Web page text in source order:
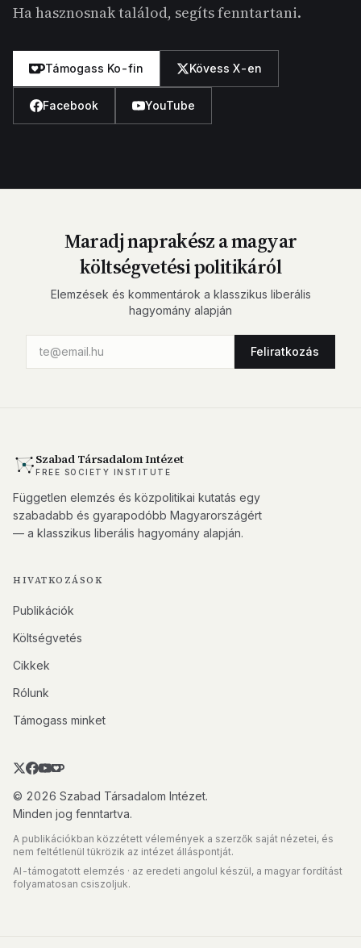
Ha hasznosnak találod, segíts fenntartani.
Támogass Ko-fin Kövess X-en
Facebook YouTube
Maradj naprakész a magyar
költségvetési politikáról
Elemzések és kommentárok a klasszikus liberális
hagyomány alapján
Feliratkozás
Szabad Társadalom Intézet
FREE SOCIETY INSTITUTE
Független elemzés és közpolitikai kutatás egy
szabadabb és gyarapodóbb Magyarországért
— a klasszikus liberális hagyomány alapján.
HIVATKOZÁSOK
Publikációk
Költségvetés
Cikkek
Rólunk
Támogass minket
© 2026 Szabad Társadalom Intézet.
Minden jog fenntartva.
A publikációkban közzétett vélemények a szerzők saját nézetei, és
nem feltétlenül tükrözik az intézet álláspontját.
AI-támogatott elemzés · az eredeti angolul készül, a magyar fordítást
folyamatosan csiszoljuk.